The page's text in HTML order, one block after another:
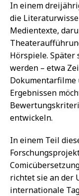
In einem
die
Medientexte,
Hörspiele.
werden – etwa
Dokumentarfilme
Ergebnissen
entwickeln.
In einem Teil
richtet sie an der
internationale